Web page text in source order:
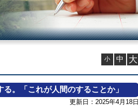
小 中 大
。「これが人間のすることか」
更新日：2025年4月18日